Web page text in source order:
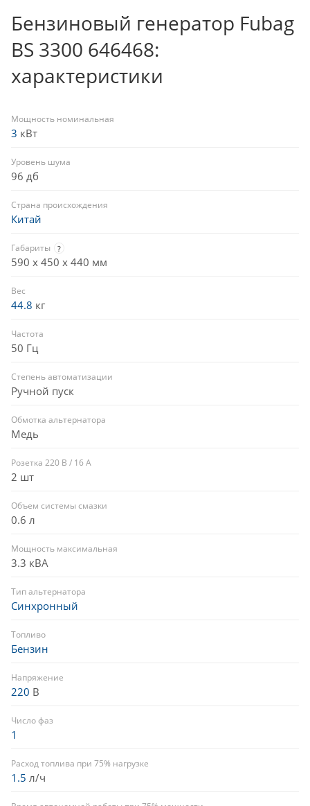
Бензиновый генератор Fubag
BS 3300 646468:
характеристики
Мощность номинальная
3 кВт
Уровень шума
96 дб
Страна происхождения
Китай
Габариты ?
590 х 450 х 440 мм
Вес
44.8 кг
Частота
50 Гц
Степень автоматизации
Ручной пуск
Обмотка альтернатора
Медь
Розетка 220 В / 16 А
2 шт
Объем системы смазки
0.6 л
Мощность максимальная
3.3 кВА
Тип альтернатора
Синхронный
Топливо
Бензин
Напряжение
220 В
Число фаз
1
Расход топлива при 75% нагрузке
1.5 л/ч